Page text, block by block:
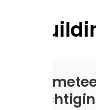
U-
Plan